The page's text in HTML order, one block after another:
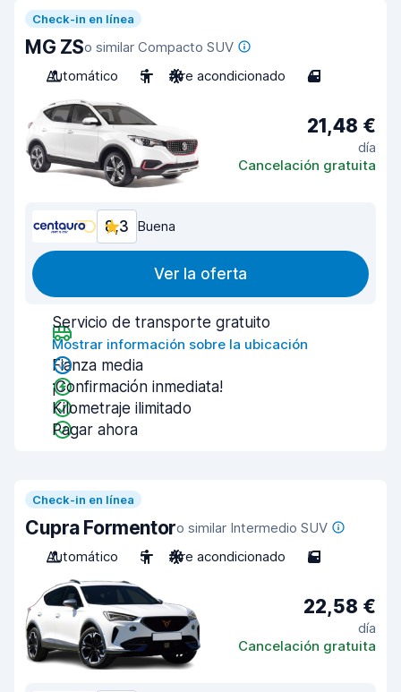
Check-in en línea
MG ZSo similar Compacto SUV
Automático
5 Aire acondicionado 4
21,48 €
día
Cancelación gratuita
8,3 Buena
Ver la oferta
Servicio de transporte gratuito
Mostrar información sobre la ubicación
Fianza media
¡Confirmación inmediata!
Kilometraje ilimitado
Pagar ahora
Check-in en línea
Cupra Formentoro similar Intermedio SUV
Automático
5 Aire acondicionado 5
22,58 €
día
Cancelación gratuita